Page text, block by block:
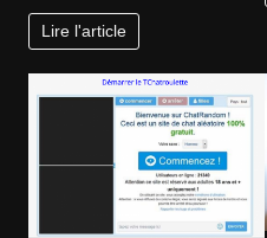
Lire l'article